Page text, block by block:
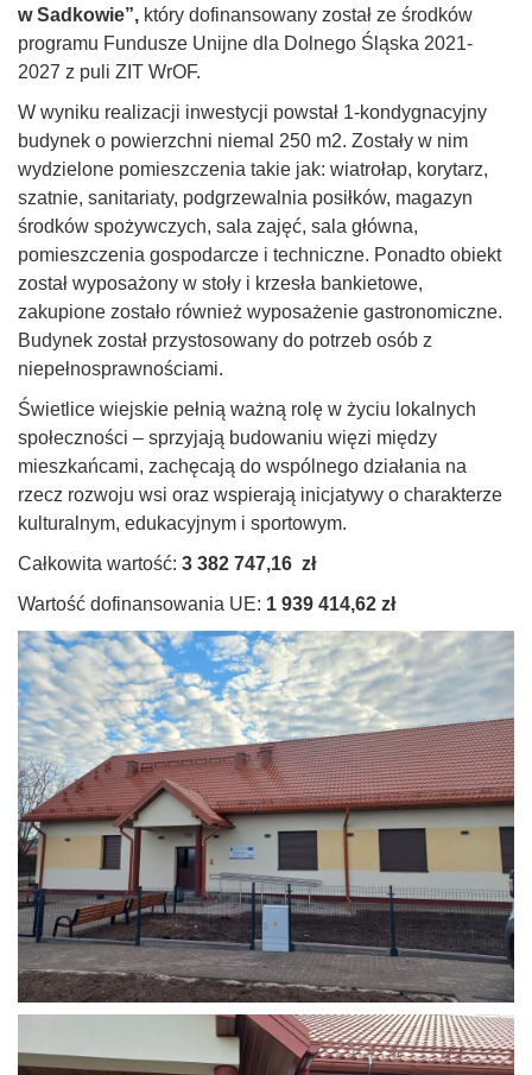
w Sadkowie”, który dofinansowany został ze środków
programu Fundusze Unijne dla Dolnego Śląska 2021-
2027 z puli ZIT WrOF.
W wyniku realizacji inwestycji powstał 1-kondygnacyjny
budynek o powierzchni niemal 250 m2. Zostały w nim
wydzielone pomieszczenia takie jak: wiatrołap, korytarz,
szatnie, sanitariaty, podgrzewalnia posiłków, magazyn
środków spożywczych, sala zajęć, sala główna,
pomieszczenia gospodarcze i techniczne. Ponadto obiekt
został wyposażony w stoły i krzesła bankietowe,
zakupione zostało również wyposażenie gastronomiczne.
Budynek został przystosowany do potrzeb osób z
niepełnosprawnościami.
Świetlice wiejskie pełnią ważną rolę w życiu lokalnych
społeczności – sprzyjają budowaniu więzi między
mieszkańcami, zachęcają do wspólnego działania na
rzecz rozwoju wsi oraz wspierają inicjatywy o charakterze
kulturalnym, edukacyjnym i sportowym.
Całkowita wartość: 3 382 747,16 zł
Wartość dofinansowania UE: 1 939 414,62 zł